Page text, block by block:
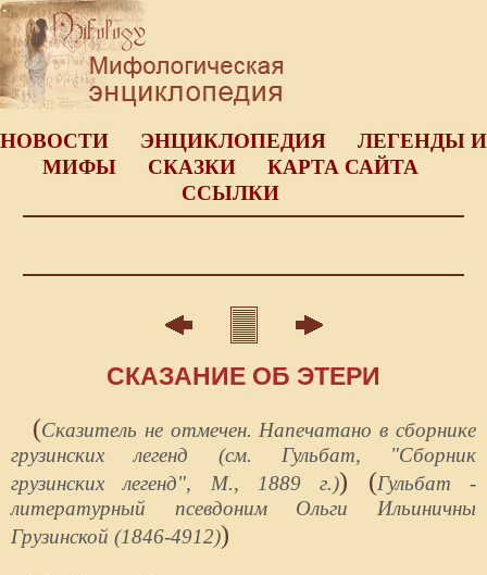
НОВОСТИ ЭНЦИКЛОПЕДИЯ
ЛЕГЕНДЫ И
МИФЫ
СКАЗКИ
КАРТА САЙТА
ССЫЛКИ
СКАЗАНИЕ ОБ ЭТЕРИ
(Сказитель не отмечен. Напечатано в сборнике
грузинских легенд (см. Гульбат, "Сборник
грузинских легенд", М., 1889 г.)) (Гульбат -
литературный псевдоним Ольги Ильиничны
Грузинской (1846-4912))